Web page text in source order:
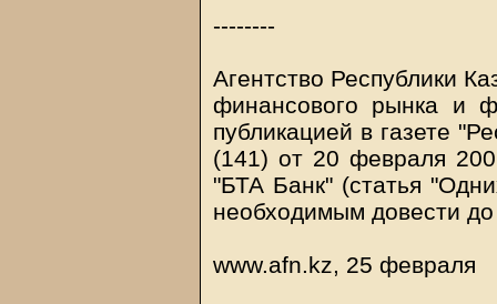
--------
Агентство Республики
финансового рынка и
публикацией в газете
(141) от 20 февраля
"БТА Банк" (статья
необходимым довести
www.afn.kz, 25 февраля